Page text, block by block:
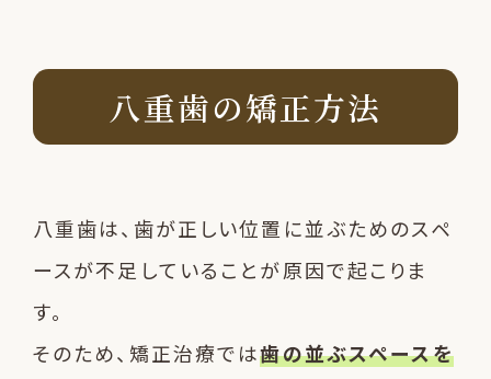
八重歯の矯正方法
八重歯は、歯が正しい位置に並ぶためのスペ
ースが不足していることが原因で起こりま
す。
そのため、矯正治療では歯の並ぶスペースを